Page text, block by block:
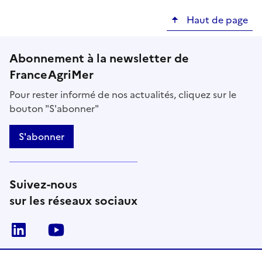
Haut de page
Abonnement à la newsletter de
FranceAgriMer
Pour rester informé de nos actualités, cliquez sur le
bouton "S'abonner"
S'abonner
Suivez-nous
sur les réseaux sociaux
Linkedin